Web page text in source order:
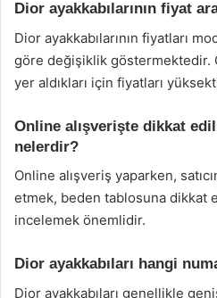
Dior ayakkabılarının fiyat
Dior ayakkabılarının fiyatları
göre değişiklik göstermektedir.
yer aldıkları için fiyatları
Online alışverişte dikkat
nelerdir?
Online alışveriş yaparken,
etmek, beden tablosuna dikkat
incelemek önemlidir.
Dior ayakkabıları hangi
Dior ayakkabıları genellikle